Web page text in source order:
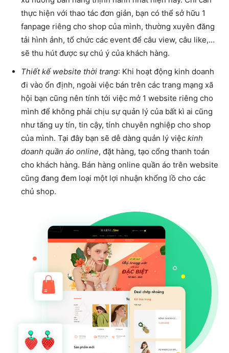
thực hiện với thao tác đơn giản, bạn có thể sở hữu 1
fanpage riêng cho shop của mình, thường xuyên đăng
tải hình ảnh, tổ chức các event để câu view, câu like,…
sẽ thu hút được sự chú ý của khách hàng.
Thiết kế website thời trang: Khi hoạt động kinh doanh
đi vào ổn định, ngoài việc bán trên các trang mạng xã
hội bạn cũng nên tính tới việc mở 1 website riêng cho
mình để không phải chịu sự quản lý của bất kì ai cũng
như tăng uy tín, tin cậy, tính chuyên nghiệp cho shop
của mình. Tại đây bạn sẽ dễ dàng quản lý việc kinh
doanh quần áo online, đặt hàng, tạo cổng thanh toán
cho khách hàng. Bán hàng online quần áo trên website
cũng đang đem loại một lợi nhuận khổng lồ cho các
chủ shop.